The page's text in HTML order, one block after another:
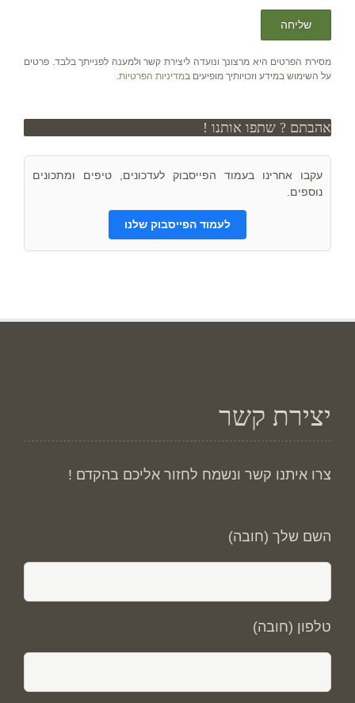
מסירת הפרטים היא מרצונך ונועדה ליצירת קשר ולמענה לפנייתך בלבד. פרטים
על השימוש במידע וזכויותיך מופיעים במדיניות הפרטיות.
אהבתם ? שתפו אותנו !
עקבו אחרינו בעמוד הפייסבוק לעדכונים, טיפים ומתכונים
נוספים.
לעמוד הפייסבוק שלנו
יצירת קשר
צרו איתנו קשר ונשמח לחזור אליכם בהקדם !
השם שלך (חובה)
טלפון (חובה)